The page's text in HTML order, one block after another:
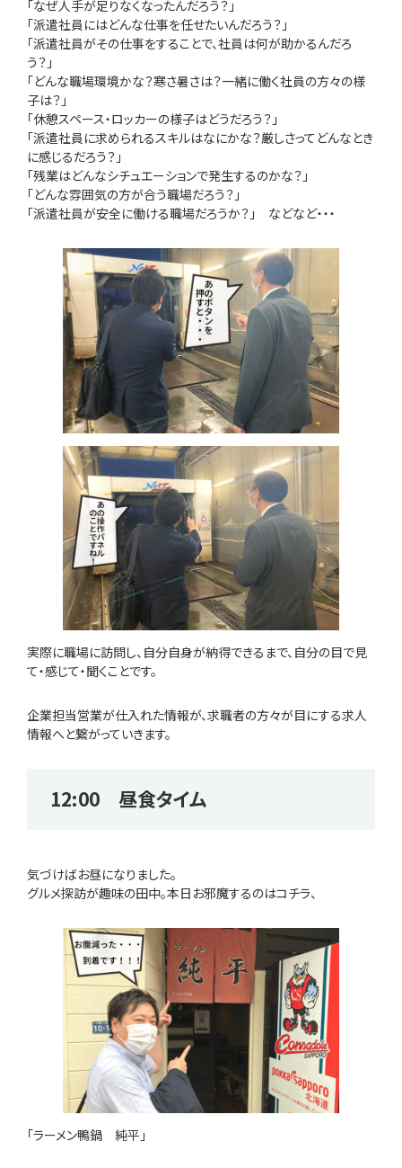
「なぜ人手が足りなくなったんだろう？」
「派遣社員にはどんな仕事を任せたいんだろう？」
「派遣社員がその仕事をすることで、社員は何が助かるんだろ
う？」
「どんな職場環境かな？寒さ暑さは？一緒に働く社員の方々の様
子は？」
「休憩スペース・ロッカーの様子はどうだろう？」
「派遣社員に求められるスキルはなにかな？厳しさってどんなとき
に感じるだろう？」
「残業はどんなシチュエーションで発生するのかな？」
「どんな雰囲気の方が合う職場だろう？」
「派遣社員が安全に働ける職場だろうか？」 などなど・・・
実際に職場に訪問し、自分自身が納得できるまで、自分の目で見
て・感じて・聞くことです。
企業担当営業が仕入れた情報が、求職者の方々が目にする求人
情報へと繋がっていきます。
12:00 昼食タイム
気づけばお昼になりました。
グルメ探訪が趣味の田中。本日お邪魔するのはコチラ、
「ラーメン鴨鍋 純平」